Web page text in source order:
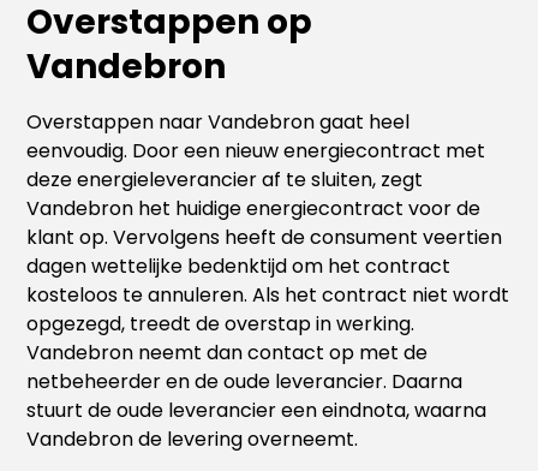
Overstappen op
Vandebron
Overstappen naar Vandebron gaat heel
eenvoudig. Door een nieuw energiecontract met
deze energieleverancier af te sluiten, zegt
Vandebron het huidige energiecontract voor de
klant op. Vervolgens heeft de consument veertien
dagen wettelijke bedenktijd om het contract
kosteloos te annuleren. Als het contract niet wordt
opgezegd, treedt de overstap in werking.
Vandebron neemt dan contact op met de
netbeheerder en de oude leverancier. Daarna
stuurt de oude leverancier een eindnota, waarna
Vandebron de levering overneemt.